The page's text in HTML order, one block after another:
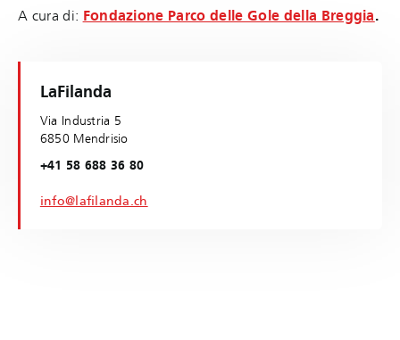
A cura di: Fondazione Parco delle Gole della Breggia.
LaFilanda
Via Industria 5
6850 Mendrisio
+41 58 688 36 80
info@lafilanda.ch